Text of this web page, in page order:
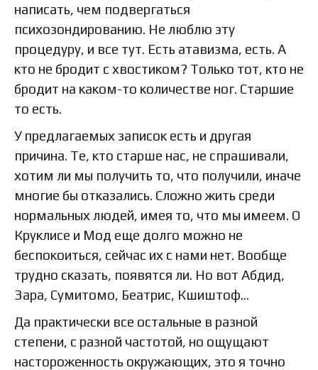
написать, чем подвергаться
психозондированию. Не люблю эту
процедуру, и все тут. Есть атавизма, есть. А
кто не бродит с хвостиком? Только тот, кто не
бродит на каком-то количестве ног. Старшие
то есть.
У предлагаемых записок есть и другая
причина. Те, кто старше нас, не спрашивали,
хотим ли мы получить то, что получили, иначе
многие бы отказались. Сложно жить среди
нормальных людей, имея то, что мы имеем. О
Круклисе и Мод еще долго можно не
беспокоиться, сейчас их с нами нет. Вообще
трудно сказать, появятся ли. Но вот Абдид,
Зара, Сумитомо, Беатрис, Кшиштоф…
Да практически все остальные в разной
степени, с разной частотой, но ощущают
настороженность окружающих, это я точно